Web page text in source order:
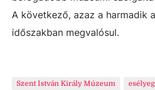
A következő, azaz a harmadik
időszakban megvalósul.
Szent István Király Múzeum